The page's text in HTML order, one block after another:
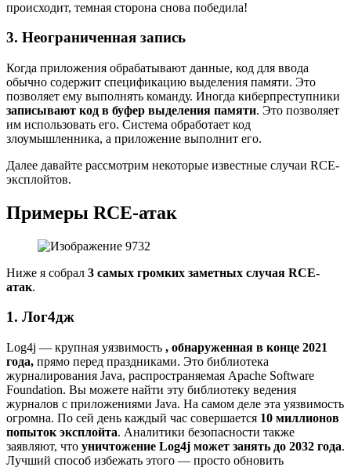
происходит, темная сторона снова победила!
3. Неограниченная запись
Когда приложения обрабатывают данные, код для ввода
обычно содержит спецификацию выделения памяти. Это
позволяет ему выполнять команду. Иногда киберпреступники
записывают код в буфер выделения памяти. Это позволяет
им использовать его. Система обработает код
злоумышленника, а приложение выполнит его.
Далее давайте рассмотрим некоторые известные случаи RCE-
эксплойтов.
Примеры RCE-атак
Ниже я собрал 3 самых громких заметных случая RCE-
атак.
1. Лог4дж
Log4j — крупная уязвимость , обнаруженная в конце 2021
года, прямо перед праздниками. Это библиотека
журналирования Java, распространяемая Apache Software
Foundation. Вы можете найти эту библиотеку ведения
журналов с приложениями Java. На самом деле эта уязвимость
огромна. По сей день каждый час совершается 10 миллионов
попыток эксплойта. Аналитики безопасности также
заявляют, что уничтожение Log4j может занять до 2032 года.
Лучший способ избежать этого — просто обновить